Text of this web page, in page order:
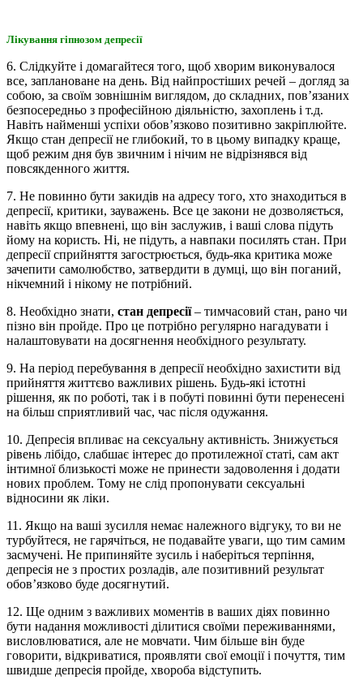
Лікування гіпнозом депресії
6. Слідкуйте і домагайтеся того, щоб хворим виконувалося
все, заплановане на день. Від найпростіших речей – догляд за
собою, за своїм зовнішнім виглядом, до складних, пов’язаних
безпосередньо з професійною діяльністю, захоплень і т.д.
Навіть найменші успіхи обов’язково позитивно закріплюйте.
Якщо стан депресії не глибокий, то в цьому випадку краще,
щоб режим дня був звичним і нічим не відрізнявся від
повсякденного життя.
7. Не повинно бути закидів на адресу того, хто знаходиться в
депресії, критики, зауважень. Все це закони не дозволяється,
навіть якщо впевнені, що він заслужив, і ваші слова підуть
йому на користь. Ні, не підуть, а навпаки посилять стан. При
депресії сприйняття загострюється, будь-яка критика може
зачепити самолюбство, затвердити в думці, що він поганий,
нікчемний і нікому не потрібний.
8. Необхідно знати, стан депресії– тимчасовий стан, рано чи
пізно він пройде. Про це потрібно регулярно нагадувати і
налаштовувати на досягнення необхідного результату.
9. На період перебування в депресії необхідно захистити від
прийняття життєво важливих рішень. Будь-які істотні
рішення, як по роботі, так і в побуті повинні бути перенесені
на більш сприятливий час, час після одужання.
10. Депресія впливає на сексуальну активність. Знижується
рівень лібідо, слабшає інтерес до протилежної статі, сам акт
інтимної близькості може не принести задоволення і додати
нових проблем. Тому не слід пропонувати сексуальні
відносини як ліки.
11. Якщо на ваші зусилля немає належного відгуку, то ви не
турбуйтеся, не гарячіться, не подавайте уваги, що тим самим
засмучені. Не припиняйте зусиль і наберіться терпіння,
депресія не з простих розладів, але позитивний результат
обов’язково буде досягнутий.
12. Ще одним з важливих моментів в ваших діях повинно
бути надання можливості ділитися своїми переживаннями,
висловлюватися, але не мовчати. Чим більше він буде
говорити, відкриватися, проявляти свої емоції і почуття, тим
швидше депресія пройде, хвороба відступить.